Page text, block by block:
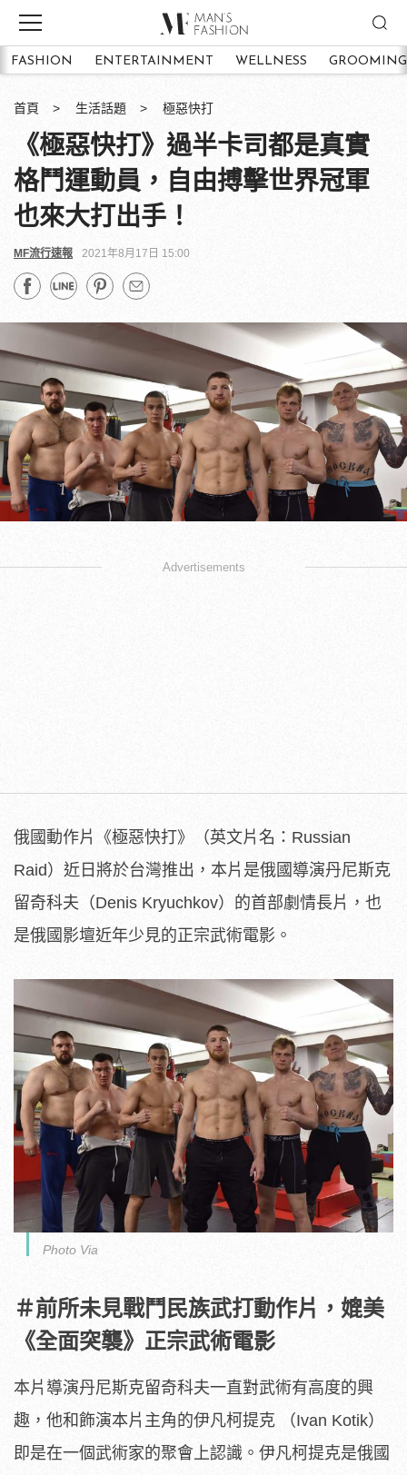
FASHION ENTERTAINMENT WELLNESS GROOMING
首頁 生活話題 極惡快打
《極惡快打》過半卡司都是真實
格鬥運動員，自由搏擊世界冠軍
也來大打出手！
MF流行速報 2021年8月17日 15:00
Advertisements
俄國動作片《極惡快打》（英文片名：Russian
Raid）近日將於台灣推出，本片是俄國導演丹尼斯克
留奇科夫（Denis Kryuchkov）的首部劇情長片，也
是俄國影壇近年少見的正宗武術電影。
Photo Via
＃前所未見戰鬥民族武打動作片，媲美
《全面突襲》正宗武術電影
本片導演丹尼斯克留奇科夫一直對武術有高度的興
趣， 他和飾演本片主角的伊凡柯提克 （Ivan Kotik）
即是在一個武術家的聚會上認識。 伊凡柯提克是俄國